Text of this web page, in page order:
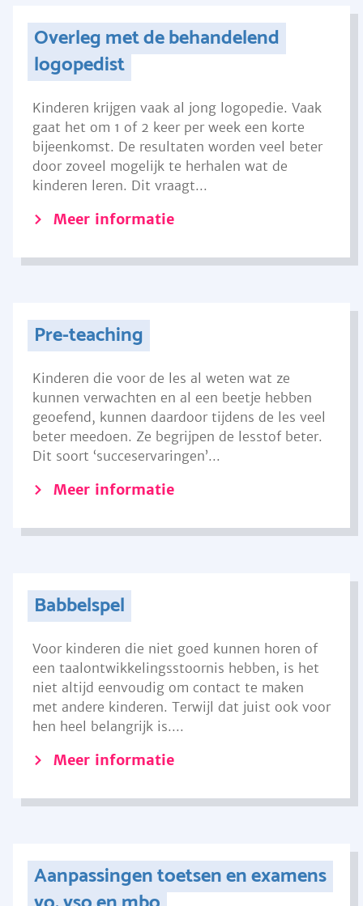
Overleg met de behandelend
logopedist
Kinderen krijgen vaak al jong logopedie. Vaak
gaat het om 1 of 2 keer per week een korte
bijeenkomst. De resultaten worden veel beter
door zoveel mogelijk te herhalen wat de
kinderen leren. Dit vraagt...
Meer informatie
Pre-teaching
Kinderen die voor de les al weten wat ze
kunnen verwachten en al een beetje hebben
geoefend, kunnen daardoor tijdens de les veel
beter meedoen. Ze begrijpen de lesstof beter.
Dit soort ‘succeservaringen’...
Meer informatie
Babbelspel
Voor kinderen die niet goed kunnen horen of
een taalontwikkelingsstoornis hebben, is het
niet altijd eenvoudig om contact te maken
met andere kinderen. Terwijl dat juist ook voor
hen heel belangrijk is....
Meer informatie
Aanpassingen toetsen en examens